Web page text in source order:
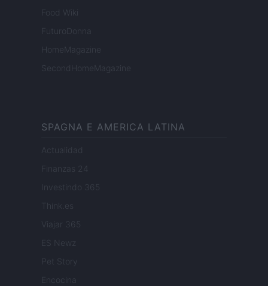
Food Wiki
FuturoDonna
HomeMagazine
SecondHomeMagazine
SPAGNA E AMERICA LATINA
Actualidad
Finanzas 24
Investindo 365
Think.es
Viajar 365
ES Newz
Pet Story
Encocina